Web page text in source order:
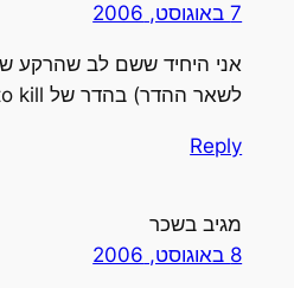
7 באוגוסט, 2006
אני היחיד ששם לב שהרקע
לשאר ההדר) בהדר של born to kill הוא ורוד?!
Reply
מגיב בשכר
8 באוגוסט, 2006